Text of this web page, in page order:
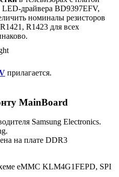
драйвера BD9397EFV,
номиналы резисторов
R1423 для всех
прилагается.
MainBoard
Samsung Electronics.
на плате DDR3
eMMC KLM4G1FEPD, SPI